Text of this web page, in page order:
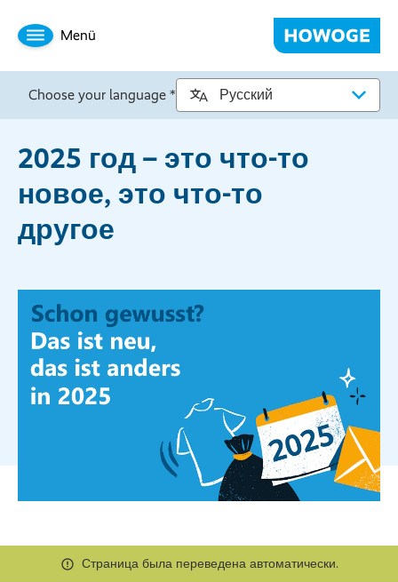
Menü
Choose your language *
2025 год – это что-то
новое, это что-то
другое
Страница была переведена автоматически.